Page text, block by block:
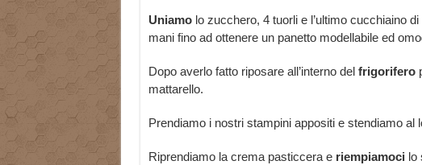
Uniamolo zucchero, 4 tuorli e l’ultimo cucchiaino
mani fino ad ottenere un panetto modellabile ed
Dopo averlo fatto riposare all’interno del frigorifero
mattarello.
Prendiamo i nostri stampini appositi e stendiamo al
Riprendiamo la crema pasticcera e riempiamoci lo